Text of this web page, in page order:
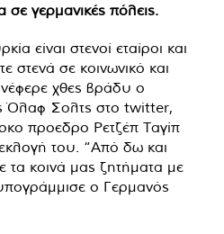
σε γερμανικές πόλεις.
είναι στενοί εταίροι και
στενά σε κοινωνικό και
χθες βράδυ ο
Όλαφ Σολτς στο twitter,
προεδρο Ρετζέπ Ταγίπ
του. “Από δω και
κοινά μας ζητήματα με
ο Γερμανός